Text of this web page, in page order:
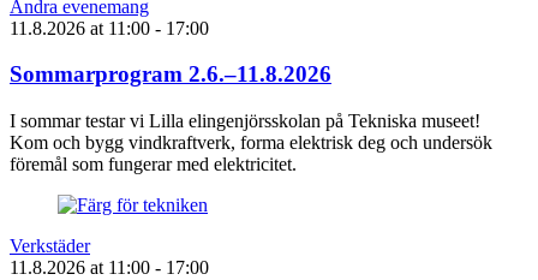
Andra evenemang
11.8.2026 at 11:00 - 17:00
Sommarprogram 2.6.–11.8.2026
I sommar testar vi Lilla elingenjörsskolan på Tekniska museet!
Kom och bygg vindkraftverk, forma elektrisk deg och undersök
föremål som fungerar med elektricitet.
Verkstäder
11.8.2026 at 11:00 - 17:00